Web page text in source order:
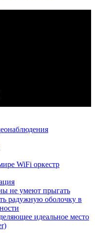
WiFi оркестр
не умеют прыгать
радужную оболочку в
идеальное место